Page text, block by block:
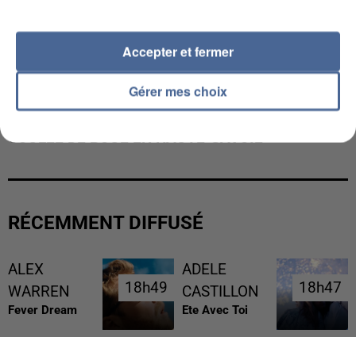
COULÉE DE BOUE EN HAUTE-SAVOIE
RÉCEMMENT DIFFUSÉ
ALEX
WARREN
Fever Dream
18h49
18h49
ADELE
CASTILLON
Ete Avec Toi
18h47
18h47
Gérer mes choix
Accepter et fermer